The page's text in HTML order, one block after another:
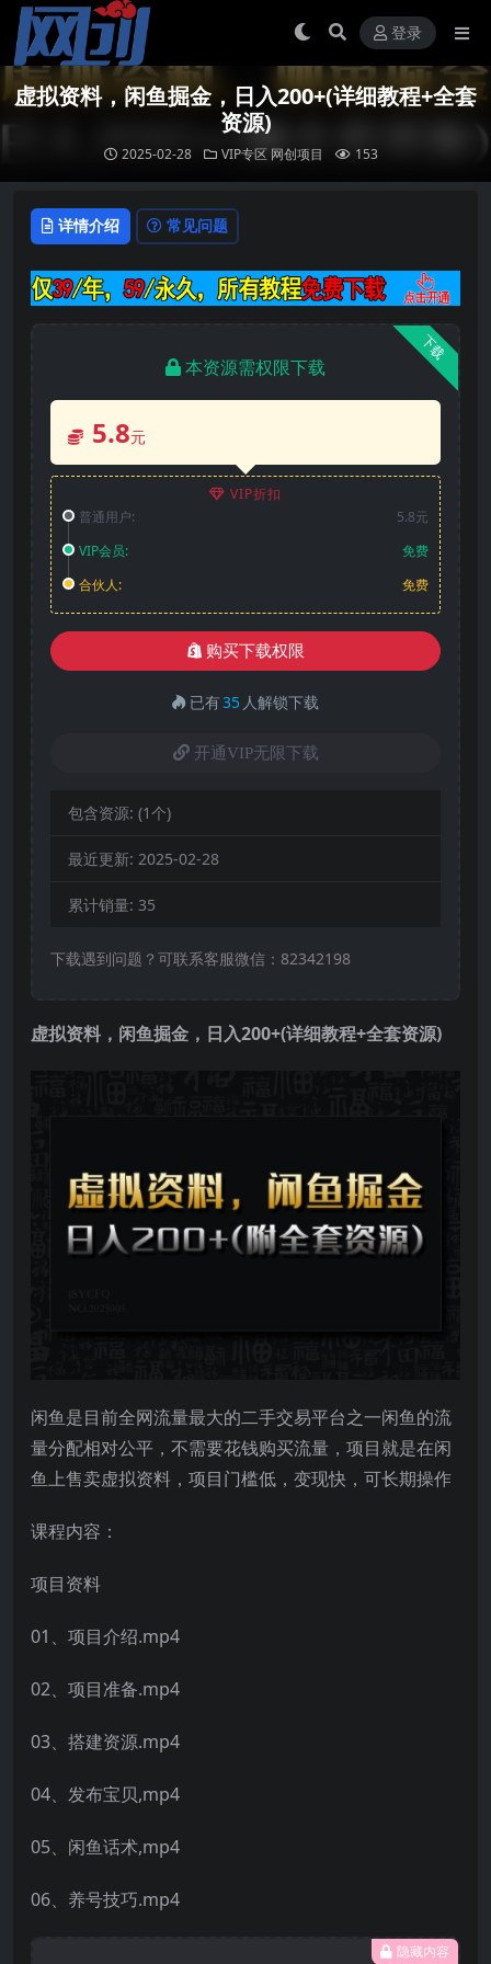
登录
虚拟资料，闲鱼掘金，日入200+(详细教程+全套
资源)
2025-02-28 VIP专区 网创项目 153
详情介绍 常见问题
下载
本资源需权限下载
5.8元
VIP折扣
普通用户:
5.8元
VIP会员:
免费
合伙人:
免费
购买下载权限
已有35 人解锁下载
开通VIP无限下载
包含资源: (1个)
最近更新: 2025-02-28
累计销量: 35
下载遇到问题？可联系客服微信：82342198
虚拟资料， 闲鱼掘金 ，日入200+(详细教程+全套资源)
闲鱼是目前全网流量最大的二手交易平台之一闲鱼的流
量分配相对公平，不需要花钱购买流量，项目就是在闲
鱼上售卖虚拟资料，项目门槛低，变现快，可长期操作
课程内容：
项目资料
01、项目介绍.mp4
02、项目准备.mp4
03、搭建资源.mp4
04、发布宝贝,mp4
05、闲鱼话术,mp4
06、养号技巧.mp4
隐藏内容